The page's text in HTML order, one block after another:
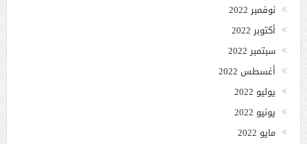
نوفمبر 2022
أكتوبر 2022
سبتمبر 2022
أغسطس 2022
يوليو 2022
يونيو 2022
مايو 2022